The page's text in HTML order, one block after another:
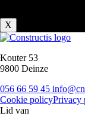
X
Kouter 53
9800 Deinze
056 66 59 45
Cookie policyPrivacy
Lid van